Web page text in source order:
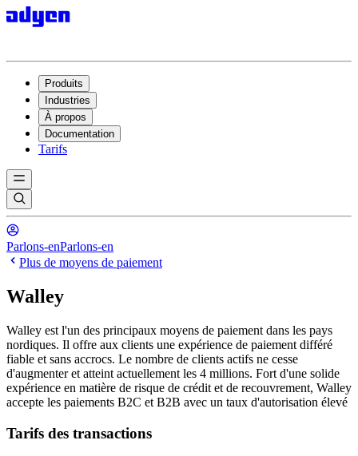
Produits
Industries
À propos
Documentation
Tarifs
Parlons-enParlons-en
Plus de moyens de paiement
Walley
Walley est l'un des principaux moyens de paiement dans les pays
nordiques. Il offre aux clients une expérience de paiement différé
fiable et sans accrocs. Le nombre de clients actifs ne cesse
d'augmenter et atteint actuellement les 4 millions. Fort d'une solide
expérience en matière de risque de crédit et de recouvrement, Walley
accepte les paiements B2C et B2B avec un taux d'autorisation élevé
Tarifs des transactions